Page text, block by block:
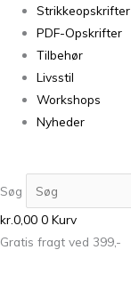
Strikkeopskrifter
PDF-Opskrifter
Tilbehør
Livsstil
Workshops
Nyheder
Søg
kr.0,00 0 Kurv
Gratis fragt ved 399,-